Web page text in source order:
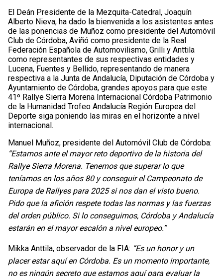
El Deán Presidente de la Mezquita-Catedral, Joaquín
Alberto Nieva, ha dado la bienvenida a los asistentes antes
de las ponencias de Muñoz como presidente del Automóvil
Club de Córdoba, Aviñó como presidente de la Real
Federación Española de Automovilismo, Grilli y Anttila
como representantes de sus respectivas entidades y
Lucena, Fuentes y Bellido, representando de manera
respectiva a la Junta de Andalucía, Diputación de Córdoba y
Ayuntamiento de Córdoba, grandes apoyos para que este
41º Rallye Sierra Morena Internacional Córdoba Patrimonio
de la Humanidad Trofeo Andalucía Región Europea del
Deporte siga poniendo las miras en el horizonte a nivel
internacional.
Manuel Muñoz, presidente del Automóvil Club de Córdoba:
“Estamos ante el mayor reto deportivo de la historia del
Rallye Sierra Morena. Tenemos que superar lo que
teníamos en los años 80 y conseguir el Campeonato de
Europa de Rallyes para 2025 si nos dan el visto bueno.
Pido que la afición respete todas las normas y las fuerzas
del orden público. Si lo conseguimos, Córdoba y Andalucía
estarán en el mayor escalón a nivel europeo.”
Mikka Anttila, observador de la FIA: “Es un honor y un
placer estar aquí en Córdoba. Es un momento importante,
no es ningún secreto que estamos aquí para evaluar la